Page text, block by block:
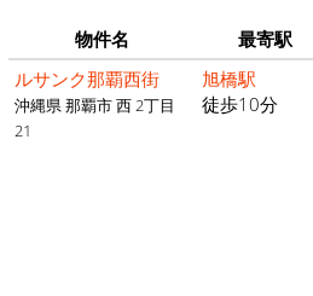
物件名 最寄駅
ルサンク那覇西街
沖縄県 那覇市 西 2丁目
21
旭橋駅
徒歩10分